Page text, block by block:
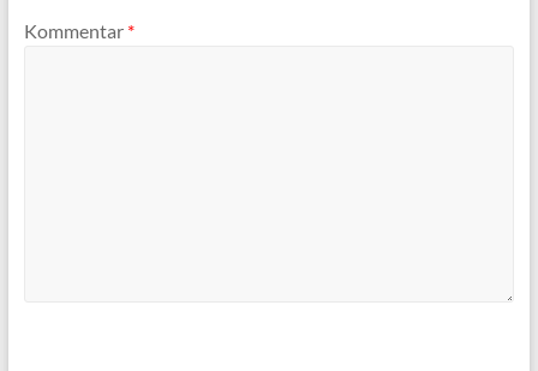
Kommentar *